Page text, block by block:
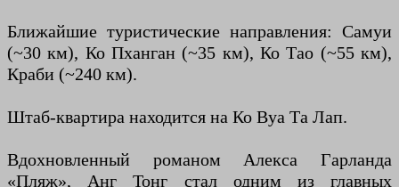
Ближайшие туристические направления: Самуи
(~30 км), Ко Пханган (~35 км), Ко Тао (~55 км),
Краби (~240 км).
Штаб-квартира находится на Ко Вуа Та Лап.
Вдохновленный романом Алекса Гарланда
«Пляж», Анг Тонг стал одним из главных